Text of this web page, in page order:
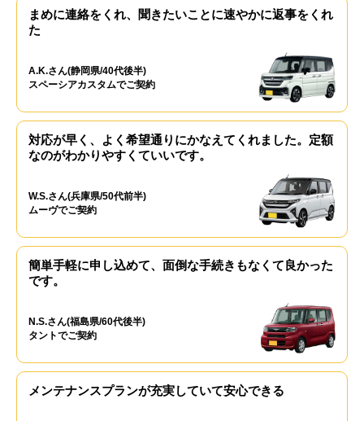
まめに連絡をくれ、聞きたいことに速やかに返事をくれ
た
A.K.さん(静岡県/40代後半)
スペーシアカスタムでご契約
対応が早く、よく希望通りにかなえてくれました。定額
なのがわかりやすくていいです。
W.S.さん(兵庫県/50代前半)
ムーヴでご契約
簡単手軽に申し込めて、面倒な手続きもなくて良かった
です。
N.S.さん(福島県/60代後半)
タントでご契約
メンテナンスプランが充実していて安心できる